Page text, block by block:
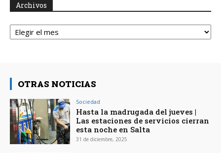
Archivos
Archivos
OTRAS NOTICIAS
Sociedad
Hasta la madrugada del jueves |
Las estaciones de servicios cierran
esta noche en Salta
31 de diciembre, 2025